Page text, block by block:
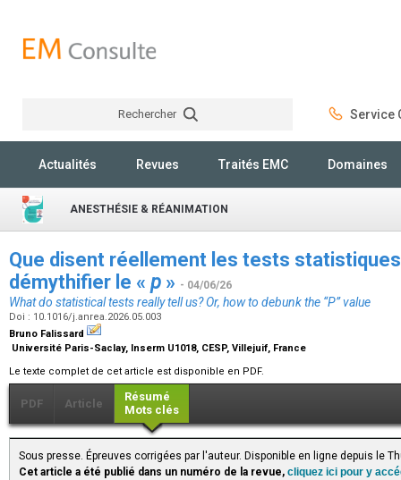
Rechercher Service
Actualités Revues Traités EMC Domaines
ANESTHÉSIE & RÉANIMATION
Que disent réellement les tests
démythifier le « p » - 04/06/26
What do statistical tests really tell us? Or, how to debunk the “P” value
Doi : 10.1016/j.anrea.2026.05.003
Bruno Falissard
Université Paris-Saclay, Inserm U1018, CESP, Villejuif, France
Le texte complet de cet article est disponible en PDF.
PDF Article
Résumé
Mots clés
Sous presse. Épreuves corrigées par l'auteur. Disponible en ligne depuis le
Cet article a été publié dans un numéro de la revue, cliquez ici pour y